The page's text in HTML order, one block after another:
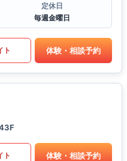
定休日
毎週金曜日
ト 体験・相談予約
ト 体験・相談予約